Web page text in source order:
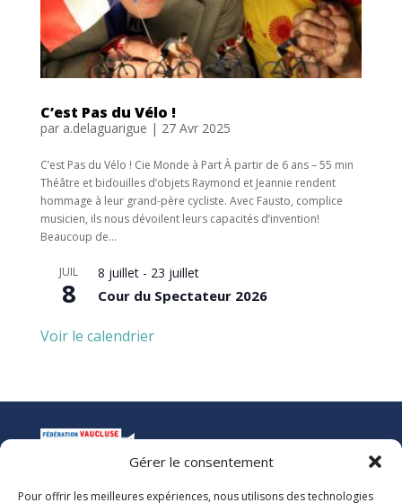
Gérer le consentement
Pour offrir les meilleures expériences, nous utilisons des technologies
C’est Pas du Vélo !
par a.delaguarigue | 27 Avr 2025
C’est Pas du Vélo ! Cie Monde à Part À partir de 6 ans – 55 min
Théâtre et bidouilles d’objets Raymond et Jeannie rendent
hommage à leur grand-père cycliste. Avec Fausto, complice
musicien, ils nous dévoilent leurs capacités d’invention!
Beaucoup de...
JUIL
8
8 juillet- 23 juillet
Cour du Spectateur 2026
Voir le calendrier